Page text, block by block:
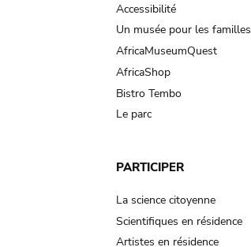
Accessibilité
Un musée pour les familles
AfricaMuseumQuest
AfricaShop
Bistro Tembo
Le parc
PARTICIPER
La science citoyenne
Scientifiques en résidence
Artistes en résidence